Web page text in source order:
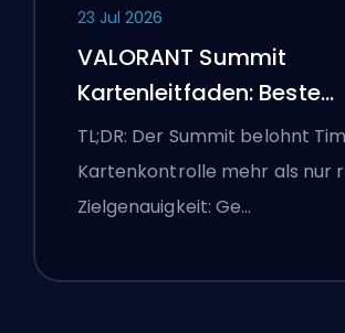
23 Jul 2026
VALORANT Summit
Kartenleitfaden: Beste
Agenten, Callouts und
Smokes
TL;DR: Der Summit belohnt
Kartenkontrolle mehr als nur
Zielgenauigkeit: Ge…